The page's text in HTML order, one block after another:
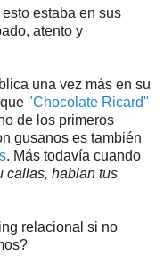
estaba en sus
atento y
una vez más en su
"Chocolate Ricard"
de los primeros
gusanos es también
. Más todavía cuando
callas, hablan tus
relacional si no